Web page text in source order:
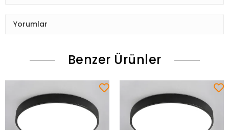
Yorumlar
Benzer Ürünler